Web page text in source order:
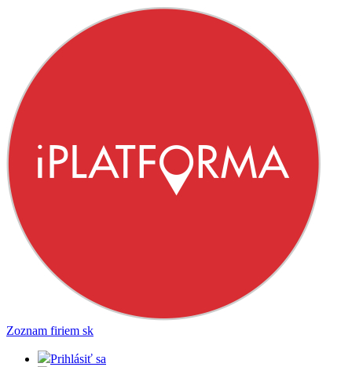
Zoznam firiem sk
Prihlásiť sa